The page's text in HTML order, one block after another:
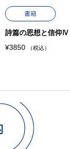
書籍
詩篇の思想と信仰Ⅳ
¥3850 （税込）